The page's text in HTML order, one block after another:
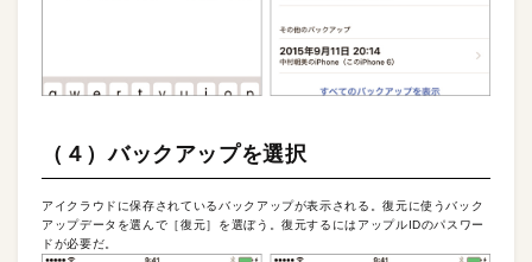
（４）バックアップを選択
アイクラウドに保存されているバックアップが表示される。復元に使うバック
アップデータを選んで［復元］を選ぼう。復元するにはアップルIDのパスワー
ドが必要だ。